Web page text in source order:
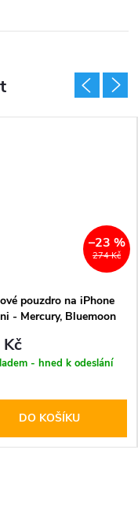
274 Kč
–23 %
pouzdro na iPhone
- Mercury, Bluemoon
- hned k odeslání
DO KOŠÍKU